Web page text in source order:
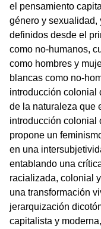
el pensamiento
género y sexualidad,
definidos desde el
como no-humanos,
como hombres y
blancas como no-
introducción colonial
de la naturaleza que
introducción colonial
propone un
en una
entablando una
racializada, colonial
una transformación
jerarquización
capitalista y